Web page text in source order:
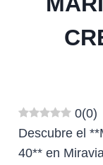
0(0)
Descubre el
40** en